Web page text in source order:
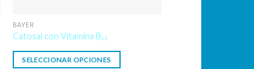
BAYER
Catosal con Vitamina B₁₂
SELECCIONAR OPCIONES